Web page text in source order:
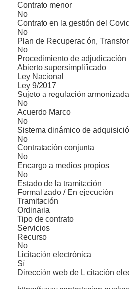
Contrato menor
No
Contrato en la gestión del
No
Plan de Recuperación,
No
Procedimiento de adjudicación
Abierto supersimplificado
Ley Nacional
Ley 9/2017
Sujeto a regulación armonizada
No
Acuerdo Marco
No
Sistema dinámico de
No
Contratación conjunta
No
Encargo a medios propios
No
Estado de la tramitación
Formalizado / En ejecución
Tramitación
Ordinaria
Tipo de contrato
Servicios
Recurso
No
Licitación electrónica
Sí
Dirección web de Licitación